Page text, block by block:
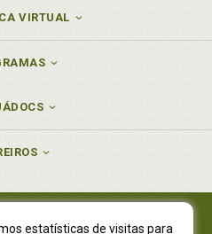
VIRTUAL
estatísticas de visitas para